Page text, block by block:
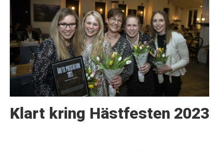
Klart kring Hästfesten 2023